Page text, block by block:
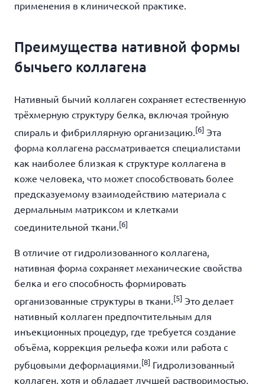
применения в клинической практике.
Преимущества нативной формы
бычьего коллагена
Нативный бычий коллаген сохраняет естественную
трёхмерную структуру белка, включая тройную
спираль и фибриллярную организацию. [6] Эта
форма коллагена рассматривается специалистами
как наиболее близкая к структуре коллагена в
коже человека, что может способствовать более
предсказуемому взаимодействию материала с
дермальным матриксом и клетками
соединительной ткани. [6]
В отличие от гидролизованного коллагена,
нативная форма сохраняет механические свойства
белка и его способность формировать
организованные структуры в ткани.[5] Это делает
нативный коллаген предпочтительным для
инъекционных процедур, где требуется создание
объёма, коррекция рельефа кожи или работа с
рубцовыми деформациями. [8] Гидролизованный
коллаген, хотя и обладает лучшей растворимостью,